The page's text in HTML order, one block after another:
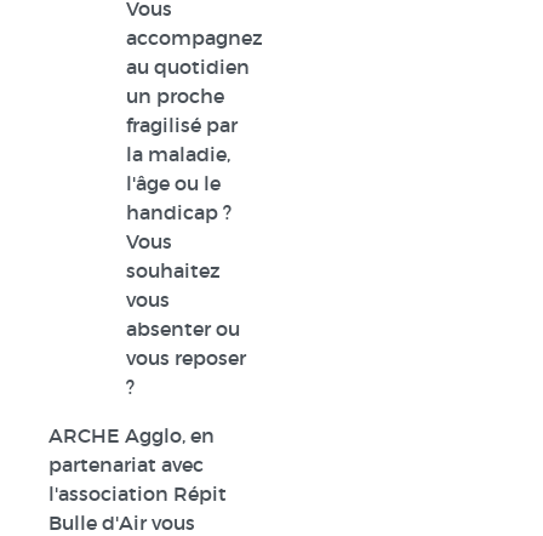
Vous
accompagnez
au quotidien
un proche
fragilisé par
la maladie,
l'âge ou le
handicap ?
Vous
souhaitez
vous
absenter ou
vous reposer
?
ARCHE Agglo, en
partenariat avec
l'association Répit
Bulle d'Air vous